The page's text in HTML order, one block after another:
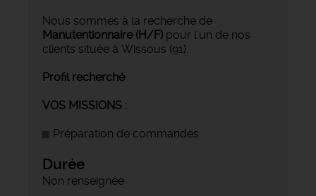
Nous sommes à la recherche de
Manutentionnaire (H/F) pour l'un de nos
clients située à Wissous (91).
Profil recherché
VOS MISSIONS :
Préparation de commandes
Durée
Non renseignée